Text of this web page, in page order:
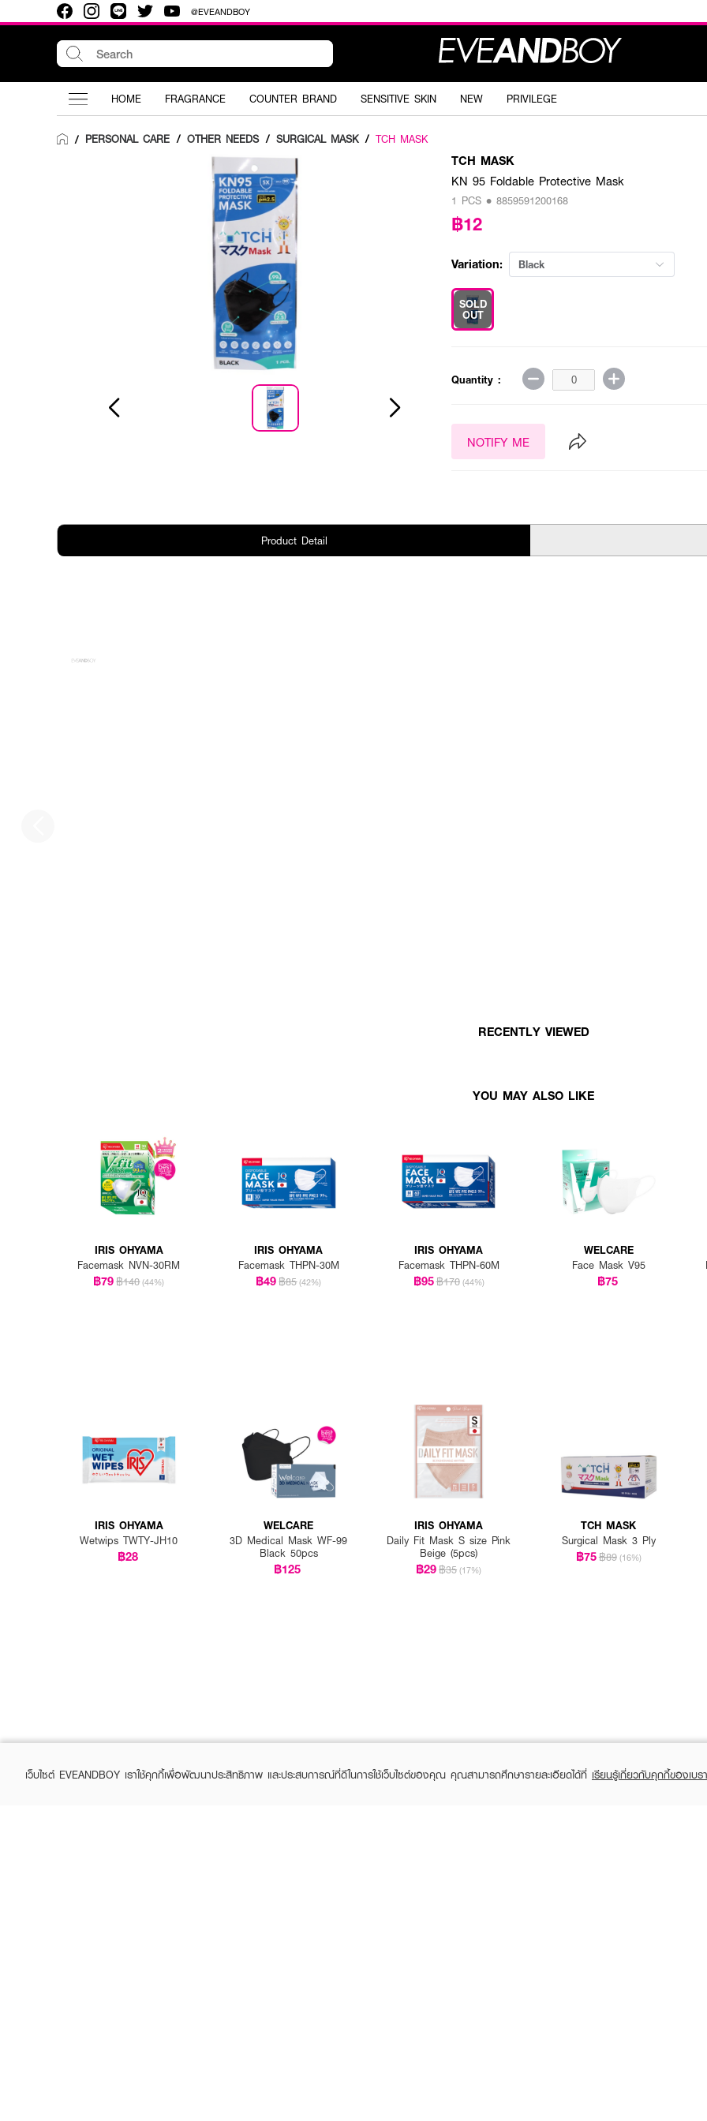
@EVEANDBOY
HOME FRAGRANCE COUNTER BRAND SENSITIVE SKIN NEW PRIVILEGE
/ PERSONAL CARE / OTHER NEEDS / SURGICAL MASK / TCH MASK
TCH MASK
KN 95 Foldable Protective Mask
1 PCS • 8859591200168
฿12
Variation: Black
SOLD
OUT
Quantity :
NOTIFY ME
Product Detail
RECENTLY VIEWED
YOU MAY ALSO LIKE
IRIS OHYAMA
Facemask NVN-30RM
฿79฿140 (44%)
IRIS OHYAMA
Facemask THPN-30M
฿49฿85 (42%)
IRIS OHYAMA
Facemask THPN-60M
฿95฿170 (44%)
WELCARE
Face Mask V95
฿75
IRIS OHYAMA
Wetwips TWTY-JH10
฿28
WELCARE
3D Medical Mask WF-99
Black 50pcs
฿125
IRIS OHYAMA
Daily Fit Mask S size Pink
Beige (5pcs)
฿29฿35 (17%)
TCH MASK
Surgical Mask 3 Ply
฿75฿89 (16%)
เว็บไซต์ EVEANDBOY เราใช้คุกกี้เพื่อพัฒนาประสิทธิภาพ และประสบการณ์ที่ดีในการใช้เว็บไซต์ของคุณ คุณสามารถศึกษารายละเอียดได้ที่ เรียนรู้เกี่ยวกับคุกกี้ของเบร